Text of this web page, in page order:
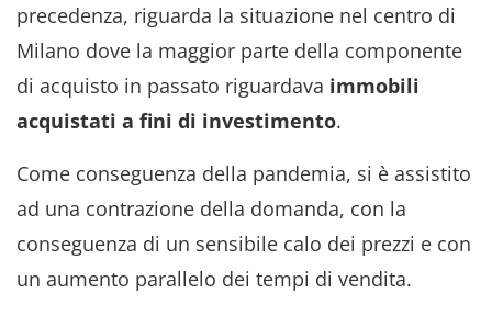
precedenza, riguarda la situazione nel centro di
Milano dove la maggior parte della componente
di acquisto in passato riguardava immobili
acquistati a fini di investimento.
Come conseguenza della pandemia, si è assistito
ad una contrazione della domanda, con la
conseguenza di un sensibile calo dei prezzi e con
un aumento parallelo dei tempi di vendita.